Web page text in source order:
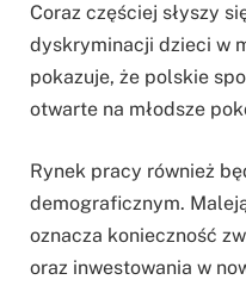
Coraz częściej słyszy
dyskryminacji dzieci w
pokazuje, że polskie
otwarte na młodsze
Rynek pracy również
demograficznym.
oznacza konieczność
oraz inwestowania w